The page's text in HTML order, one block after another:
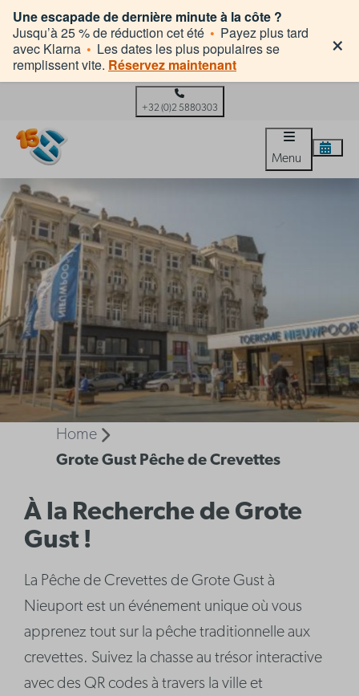
Une escapade de dernière minute à la côte ?
Jusqu’à 25 % de réduction cet été • Payez plus tard
avec Klarna • Les dates les plus populaires se
remplissent vite. Réservez maintenant
×
+32 (0)2 5880303
Menu
Home
Grote Gust Pêche de Crevettes
À la Recherche de Grote
Gust !
La Pêche de Crevettes de Grote Gust à
Nieuport est un événement unique où vous
apprenez tout sur la pêche traditionnelle aux
crevettes. Suivez la chasse au trésor interactive
avec des QR codes à travers la ville et